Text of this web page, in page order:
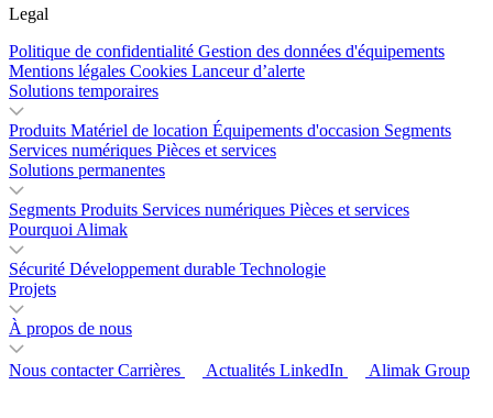
Legal
Politique de confidentialité Gestion des données d'équipements
Mentions légales Cookies Lanceur d’alerte
Solutions temporaires
Produits Matériel de location Équipements d'occasion Segments
Services numériques Pièces et services
Solutions permanentes
Segments Produits Services numériques Pièces et services
Pourquoi Alimak
Sécurité Développement durable Technologie
Projets
À propos de nous
Nous contacter Carrières Actualités LinkedIn Alimak Group